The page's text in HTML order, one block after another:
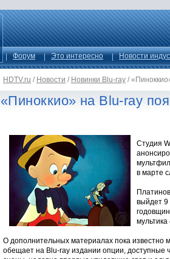
Форум Это интересно Новости
HDTV.ru / Новости / Новинки Blu-ray /
«Пиноккио» на Blu-ray
Студия
в марте
выйдет 9
мультика
О дополнительных материалах пока известно
обещает на Blu-ray издании опции, доступные